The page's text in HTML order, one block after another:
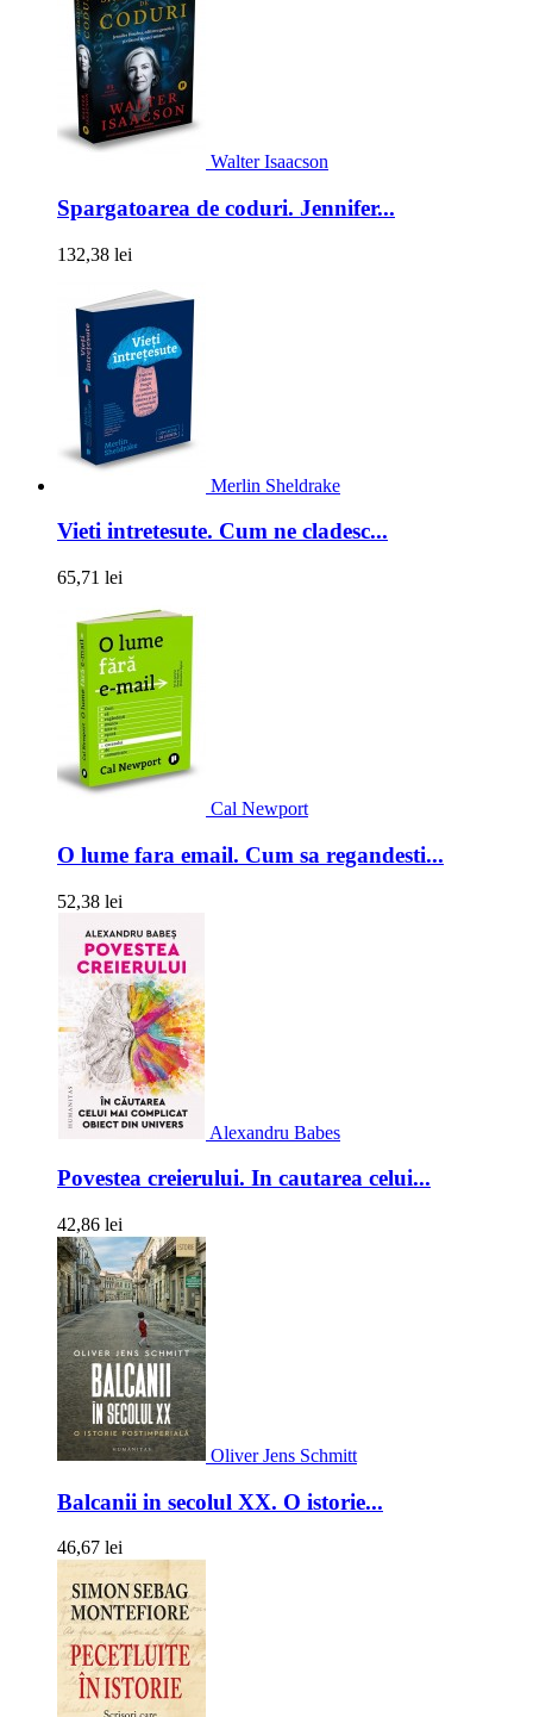
Walter Isaacson
Spargatoarea de coduri. Jennifer...
132,38 lei
Merlin Sheldrake
Vieti intretesute. Cum ne cladesc...
65,71 lei
Cal Newport
O lume fara email. Cum sa regandesti...
52,38 lei
Alexandru Babes
Povestea creierului. In cautarea celui...
42,86 lei
Oliver Jens Schmitt
Balcanii in secolul XX. O istorie...
46,67 lei